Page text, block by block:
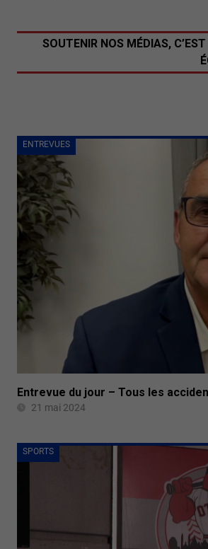
ENTREVUES
Entrevue du jour – Tous les
21 mai 2024
SPORTS
SOUTENIR NOS MÉDIAS,